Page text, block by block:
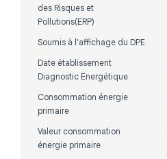
des Risques et
Pollutions(ERP)
Soumis à l'affichage du DPE
Date établissement
Diagnostic Energétique
Consommation énergie
primaire
Valeur consommation
énergie primaire